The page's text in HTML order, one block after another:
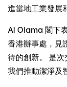
進當地工業發展
Al Olama 閣下
香港辦事處，見
待的創新。 是
我們推動潔淨及